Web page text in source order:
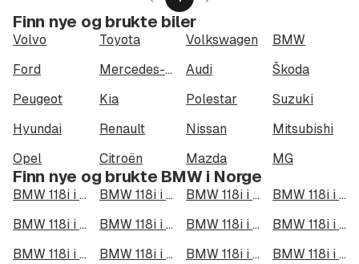
Finn nye og brukte biler
Volvo Toyota Volkswagen
BMW
Ford
Mercedes-Benz Audi
Škoda
Peugeot
Kia Polestar
Suzuki
Hyundai
Renault Nissan
Mitsubishi
Opel
Citroën Mazda MG
Finn nye og brukte BMW i Norge
BMW 118i i Oslo BMW 118i i Bergen BMW 118i i Trondheim
BMW 118i i Stavanger
BMW 118i i Kristiansand
BMW 118i i Fredrikstad BMW 118i i Drammen
BMW 118i i Skien
BMW 118i i Tromsø
BMW 118i i Ålesund BMW 118i i Moss
BMW 118i i Porsgrunn